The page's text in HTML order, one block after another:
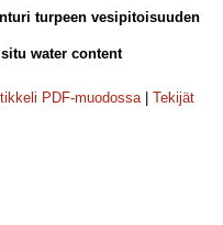
turpeen vesipitoisuuden
water content
PDF-muodossa| Tekijät